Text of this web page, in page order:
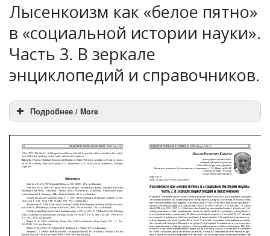
Лысенкоизм как «белое пятно»
в «социальной истории науки».
Часть 3. В зеркале
энциклопедий и справочников.
Подробнее / More